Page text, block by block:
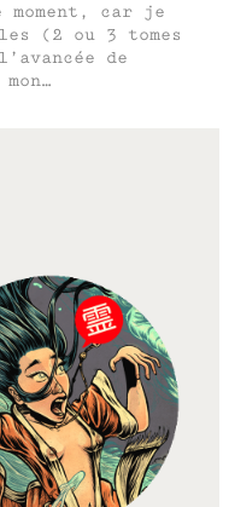
moment, car je
(2 ou 3 tomes
de